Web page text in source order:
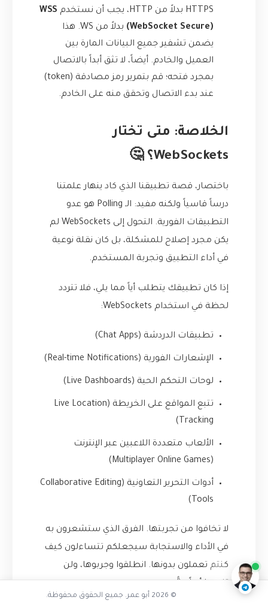
HTTPS بدلاً من HTTP، يجب أن نستخدم
WSS
(WebSocket Secure)
بدلاً من WS. هذا
يضمن تشفير جميع البيانات المارة بين
العميل والخادم. أيضاً، لا تثق أبداً بالاتصال
بمجرد فتحه؛ قم بتمرير رمز مصادقة (token)
عند بدء الاتصال وتحقق منه على الخادم.
الخلاصة: متى تختار
WebSockets؟ 🤔
باختصار، قصة تطبيقنا الذي كاد ينهار علمتنا
درساً قاسياً ولكنه مفيد: الـ Polling هو عدو
التطبيقات الفورية. التحول إلى WebSockets لم
يكن مجرد إصلاح للمشكلة، بل كان نقلة نوعية
في أداء التطبيق وتجربة المستخدم.
إذا كان تطبيقك يتطلب أياً مما يلي، فلا تتردد
لحظة في استخدام WebSockets:
تطبيقات الدردشة (Chat Apps)
الإشعارات الفورية (Real-time Notifications)
لوحات التحكم الحية (Live Dashboards)
تتبع المواقع على الخريطة (Live Location
Tracking)
الألعاب متعددة اللاعبين عبر الإنترنت
(Multiplayer Online Games)
أدوات التحرير التعاونية (Collaborative Editing
Tools)
لا تخافوا من تجربتها. الفرق الذي ستشعرون به
في الأداء والاستجابة سيجعلكم تتساءلون كيف
كنتم تعملون بدونها. انطلقوا وجربوها، ولن
هل WebSockets حل سحري لكل
ناقشنا على تليجرام @AbuOmarTech_bot
© 2026 أبو عمر. جميع الحقوق محفوظة.